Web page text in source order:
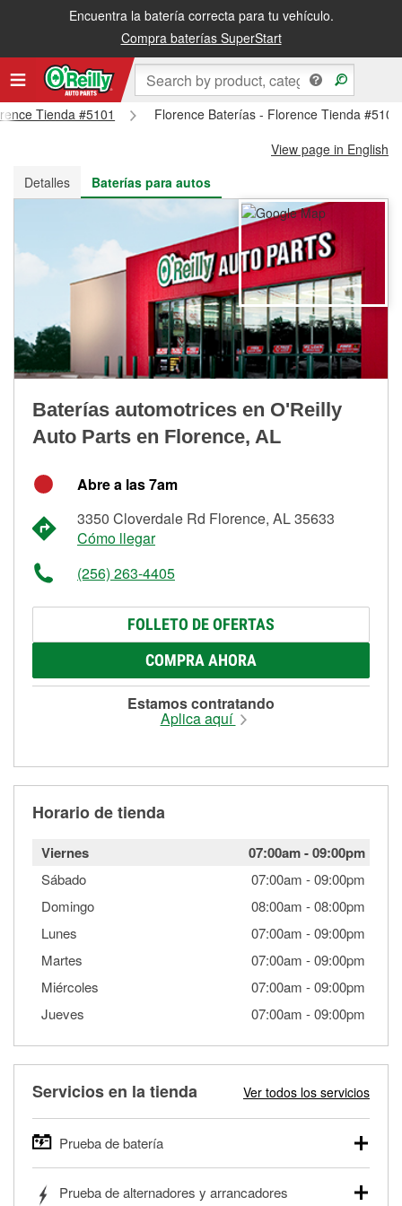
Encuentra la batería correcta para tu vehículo.
Compra baterías SuperStart
Recibe tu orden gratis al día siguiente o recógela en la tienda
Tienda #5101
Florence Baterías - Florence Tienda #5101
View page in English
Detalles
Baterías para autos
Baterías automotrices en O'Reilly
Auto Parts en Florence, AL
Abre a las 7am
3350 Cloverdale Rd Florence, AL 35633
Cómo llegar
(256) 263-4405
FOLLETO DE OFERTAS
COMPRA AHORA
Estamos contratando
Aplica aquí
Horario de tienda
Viernes 07:00am-09:00pm
Sábado 07:00am -09:00pm
Domingo
08:00am -08:00pm
Lunes
07:00am -09:00pm
Martes
07:00am -09:00pm
Miércoles
07:00am -09:00pm
Jueves
07:00am -09:00pm
Servicios en la tienda Ver todos los servicios
Prueba de batería
autos, camionetas, SUVs, vehículos comerciales y
Prueba de alternadores y arrancadores